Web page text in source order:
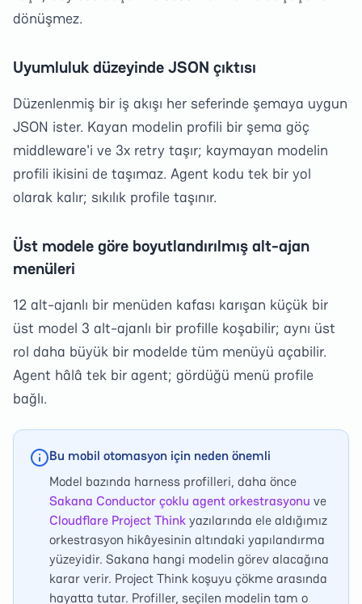
dönüşmez.
Uyumluluk düzeyinde JSON çıktısı
Düzenlenmiş bir iş akışı her seferinde şemaya uygun
JSON ister. Kayan modelin profili bir şema göç
middleware'i ve 3x retry taşır; kaymayan modelin
profili ikisini de taşımaz. Agent kodu tek bir yol
olarak kalır; sıkılık profile taşınır.
Üst modele göre boyutlandırılmış alt-ajan
menüleri
12 alt-ajanlı bir menüden kafası karışan küçük bir
üst model 3 alt-ajanlı bir profille koşabilir; aynı üst
rol daha büyük bir modelde tüm menüyü açabilir.
Agent hâlâ tek bir agent; gördüğü menü profile
bağlı.
Bu mobil otomasyon için neden önemli
Model bazında harness profilleri, daha önce
Sakana Conductor çoklu agent orkestrasyonu ve
Cloudflare Project Thinkyazılarında ele aldığımız
orkestrasyon hikâyesinin altındaki yapılandırma
yüzeyidir. Sakana hangi modelin görev alacağına
karar verir. Project Think koşuyu çökme arasında
hayatta tutar. Profiller, seçilen modelin tam o